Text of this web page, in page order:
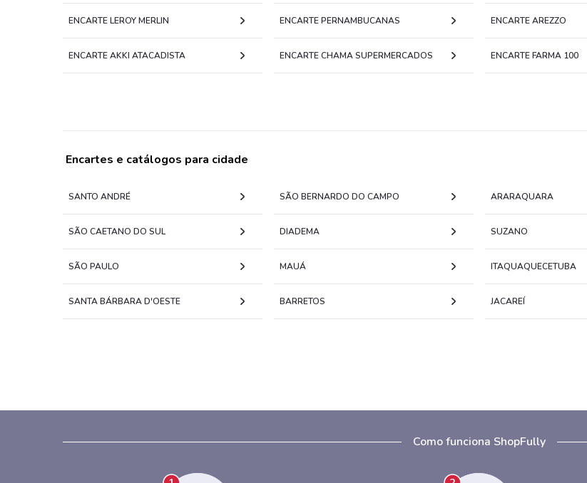
ENCARTE LEROY MERLIN ENCARTE PERNAMBUCANAS ENCARTE AREZZO
ENCARTE AKKI ATACADISTA ENCARTE CHAMA SUPERMERCADOS ENCARTE FARMA 100
Encartes e catálogos para cidade
SANTO ANDRÉ SÃO BERNARDO DO CAMPO ARARAQUARA
SÃO CAETANO DO SUL DIADEMA SUZANO
SÃO PAULO MAUÁ ITAQUAQUECETUBA
SANTA BÁRBARA D'OESTE BARRETOS JACAREÍ
Como funciona ShopFully